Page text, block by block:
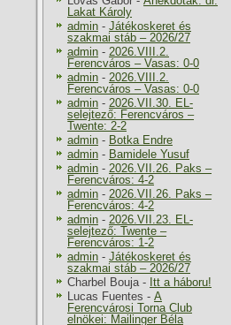
Lakat Károly
admin - Játékoskeret és
szakmai stáb – 2026/27
admin - 2026.VIII.2.
Ferencváros – Vasas: 0-0
admin - 2026.VIII.2.
Ferencváros – Vasas: 0-0
admin - 2026.VII.30. EL-
selejtező: Ferencváros –
Twente: 2-2
admin - Botka Endre
admin - Bamidele Yusuf
admin - 2026.VII.26. Paks –
Ferencváros: 4-2
admin - 2026.VII.26. Paks –
Ferencváros: 4-2
admin - 2026.VII.23. EL-
selejtező: Twente –
Ferencváros: 1-2
admin - Játékoskeret és
szakmai stáb – 2026/27
Charbel Bouja- Itt a háboru!
Lucas Fuentes - A
Ferencvárosi Torna Club
elnökei: Mailinger Béla